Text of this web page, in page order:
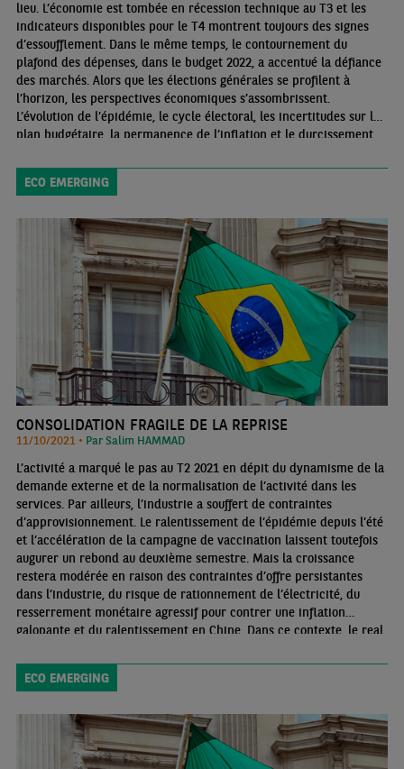
lieu. L’économie est tombée en récession technique au T3 et les
indicateurs disponibles pour le T4 montrent toujours des signes
d’essoufflement. Dans le même temps, le contournement du
plafond des dépenses, dans le budget 2022, a accentué la défiance
des marchés. Alors que les élections générales se profilent à
l’horizon, les perspectives économiques s’assombrissent.
L’évolution de l’épidémie, le cycle électoral, les incertitudes sur le
plan budgétaire, la permanence de l’inflation et le durcissement
reprise.
ECO EMERGING
CONSOLIDATION FRAGILE DE LA REPRISE
11/10/2021 • Par Salim HAMMAD
L’activité a marqué le pas au T2 2021 en dépit du dynamisme de la
demande externe et de la normalisation de l’activité dans les
services. Par ailleurs, l’industrie a souffert de contraintes
d’approvisionnement. Le ralentissement de l’épidémie depuis l’été
et l’accélération de la campagne de vaccination laissent toutefois
augurer un rebond au deuxième semestre. Mais la croissance
restera modérée en raison des contraintes d’offre persistantes
dans l’industrie, du risque de rationnement de l’électricité, du
resserrement monétaire agressif pour contrer une inflation
galopante et du ralentissement en Chine. Dans ce contexte, le real
bonne tenue des comptes externes
ECO EMERGING